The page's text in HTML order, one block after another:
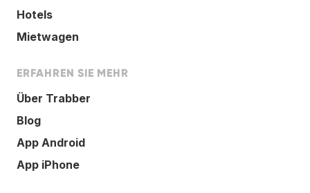
Hotels
Mietwagen
ERFAHREN SIE MEHR
Über Trabber
Blog
App Android
App iPhone